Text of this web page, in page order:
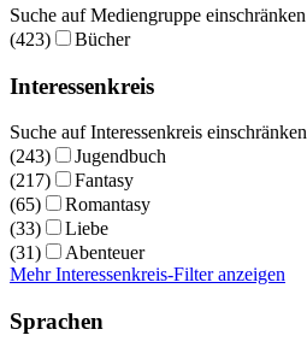
Suche auf Mediengruppe einschränken
(423)
Bücher
Interessenkreis
Suche auf Interessenkreis einschränken
(243)
Jugendbuch
(217)
Fantasy
(65)
Romantasy
(33)
Liebe
(31)
Abenteuer
Mehr Interessenkreis-Filter anzeigen
Sprachen